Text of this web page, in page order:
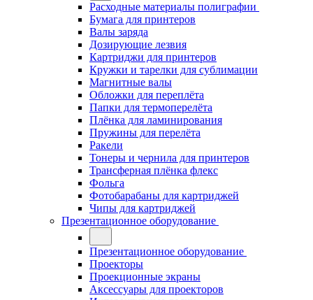
Расходные материалы полиграфии
Бумага для принтеров
Валы заряда
Дозирующие лезвия
Картриджи для принтеров
Кружки и тарелки для сублимации
Магнитные валы
Обложки для переплёта
Папки для термоперелёта
Плёнка для ламинирования
Пружины для перелёта
Ракели
Тонеры и чернила для принтеров
Трансферная плёнка флекс
Фольга
Фотобарабаны для картриджей
Чипы для картриджей
Презентационное оборудование
Презентационное оборудование
Проекторы
Проекционные экраны
Аксессуары для проекторов